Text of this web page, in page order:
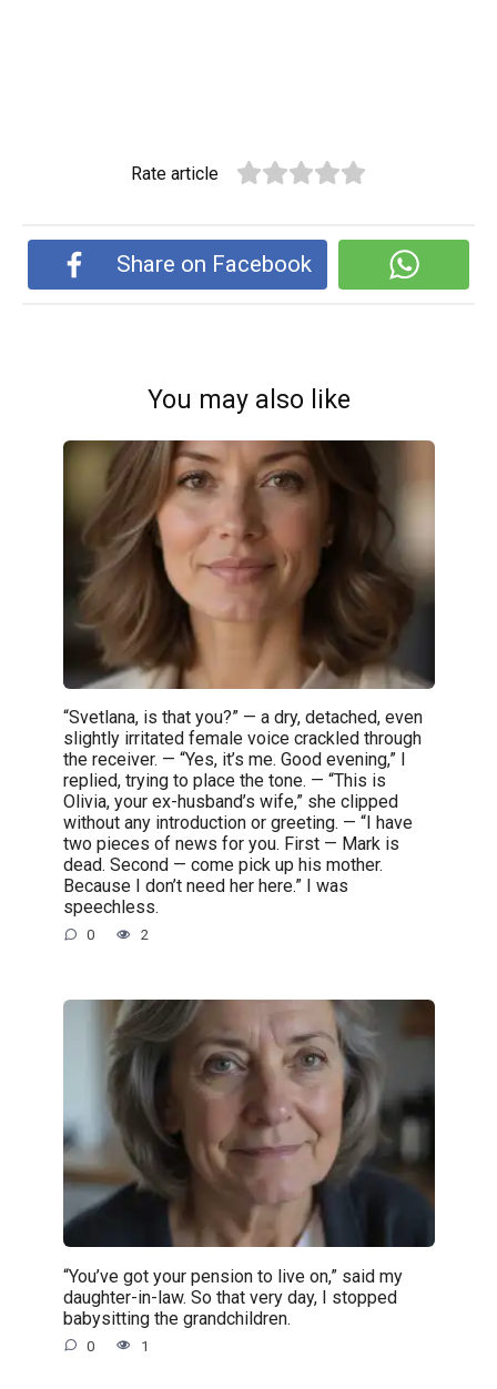
Rate article
Share on Facebook
You may also like
“Svetlana, is that you?” — a dry, detached, even
slightly irritated female voice crackled through
the receiver. — “Yes, it’s me. Good evening,” I
replied, trying to place the tone. — “This is
Olivia, your ex-husband’s wife,” she clipped
without any introduction or greeting. — “I have
two pieces of news for you. First — Mark is
dead. Second — come pick up his mother.
Because I don’t need her here.” I was
speechless.
0 2
“You’ve got your pension to live on,” said my
daughter-in-law. So that very day, I stopped
babysitting the grandchildren.
0 1